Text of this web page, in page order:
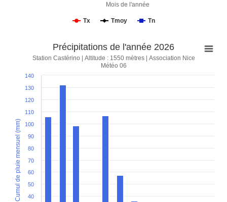
Mois de l'année
Tx Tmoy Tn
Cumul de pluie mensuel (mm)
Précipitations de l'année 2026
Station Castérino | Altitude : 1550 mètres | Association Nice
Météo 06
40
50
60
70
80
90
100
110
120
130
140